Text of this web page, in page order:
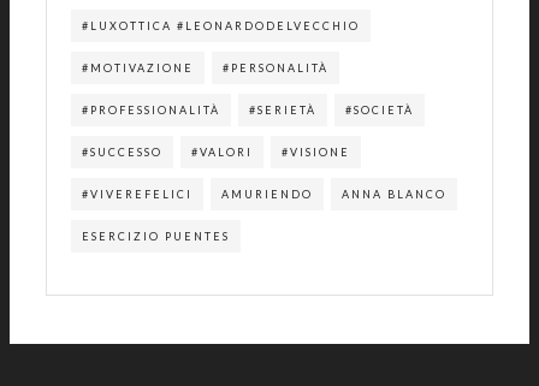
#LUXOTTICA #LEONARDODELVECCHIO
#MOTIVAZIONE #PERSONALITÀ
#PROFESSIONALITÀ #SERIETÀ #SOCIETÀ
#SUCCESSO #VALORI #VISIONE
#VIVEREFELICI AMURIENDO ANNA BLANCO
ESERCIZIO PUENTES